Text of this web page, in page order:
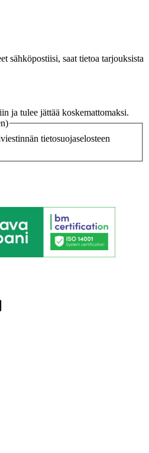
sähköpostiisi, saat tietoa tarjouksista
ja tulee jättää koskemattomaksi.
tietosuojaselosteen